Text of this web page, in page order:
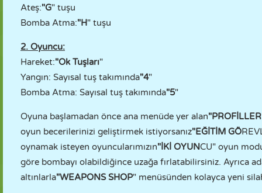
Ateş:"G" tuşu
Bomba Atma:"H" tuşu
2. Oyuncu:
Hareket:"Ok Tuşları"
Yangın: Sayısal tuş takımında"4"
Bomba Atma: Sayısal tuş takımında"5"
Oyuna başlamadan önce ana menüde yer alan"PROFİLLER
oyun becerilerinizi geliştirmek istiyorsanız"EĞİTİM GÖ
oynamak isteyen oyuncularımızın"İKİ OYUNCU" oyun
göre bombayı olabildiğince uzağa fırlatabilirsiniz. Ayrıca
altınlarla"WEAPONS SHOP" menüsünden kolayca yeni